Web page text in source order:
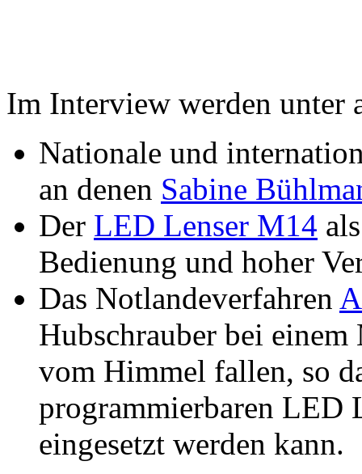
Im Interview werden unter
Nationale und
an denen Sabine
Der LED Lenser M14
Bedienung und hoher
Das Notlandeverfahren
Hubschrauber bei
vom Himmel fallen, so
programmierbaren LED
eingesetzt werden kann.